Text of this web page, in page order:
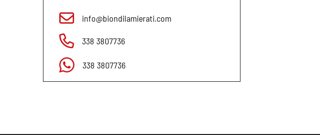
info@biondilamierati.com
338 3807736
338 3807736